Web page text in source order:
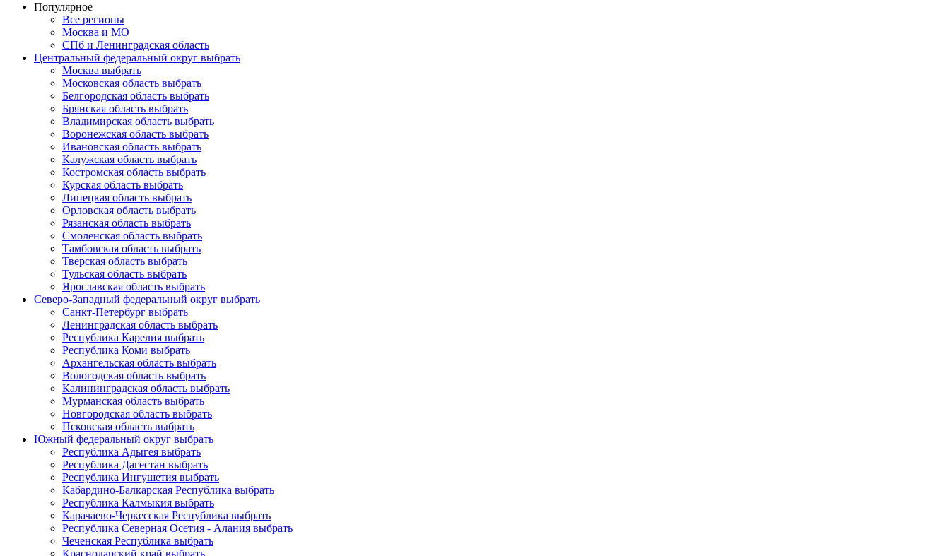
Популярное
Все регионы
Москва и МО
СПб и Ленинградская область
Центральный федеральный округ выбрать
Москва выбрать
Московская область выбрать
Белгородская область выбрать
Брянская область выбрать
Владимирская область выбрать
Воронежская область выбрать
Ивановская область выбрать
Калужская область выбрать
Костромская область выбрать
Курская область выбрать
Липецкая область выбрать
Орловская область выбрать
Рязанская область выбрать
Смоленская область выбрать
Тамбовская область выбрать
Тверская область выбрать
Тульская область выбрать
Ярославская область выбрать
Северо-Западный федеральный округ выбрать
Санкт-Петербург выбрать
Ленинградская область выбрать
Республика Карелия выбрать
Республика Коми выбрать
Архангельская область выбрать
Вологодская область выбрать
Калининградская область выбрать
Мурманская область выбрать
Новгородская область выбрать
Псковская область выбрать
Южный федеральный округ выбрать
Республика Адыгея выбрать
Республика Дагестан выбрать
Республика Ингушетия выбрать
Кабардино-Балкарская Республика выбрать
Республика Калмыкия выбрать
Карачаево-Черкесская Республика выбрать
Республика Северная Осетия - Алания выбрать
Чеченская Республика выбрать